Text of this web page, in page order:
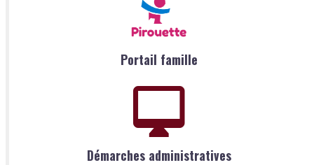
Portail famille
Démarches administratives